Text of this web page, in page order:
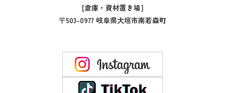
[倉庫・資材置き場]
〒503-0977 岐阜県大垣市南若森町